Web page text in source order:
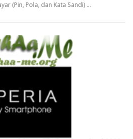
(Pin, Pola, dan Kata Sandi) …